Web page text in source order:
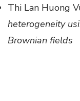
Thi Lan Huong
heterogeneity
Brownian fields